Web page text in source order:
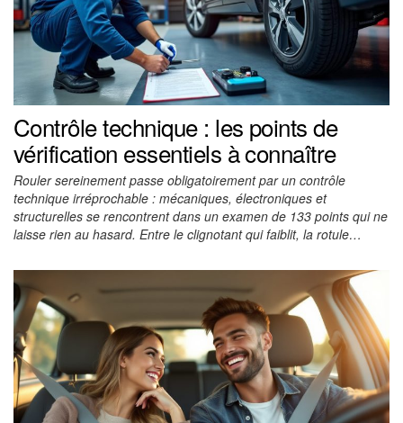
Contrôle technique : les points de
vérification essentiels à connaître
Rouler sereinement passe obligatoirement par un contrôle
technique irréprochable : mécaniques, électroniques et
structurelles se rencontrent dans un examen de 133 points qui ne
laisse rien au hasard. Entre le clignotant qui faiblit, la rotule…